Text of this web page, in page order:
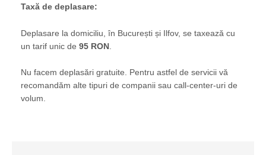
Taxă de deplasare:
Deplasare la domiciliu, în București și Ilfov, se taxează cu
un tarif unic de 95 RON
Nu facem deplasări gratuite. Pentru astfel de servicii vă
recomandăm alte tipuri de companii sau call-center-uri de
volum.